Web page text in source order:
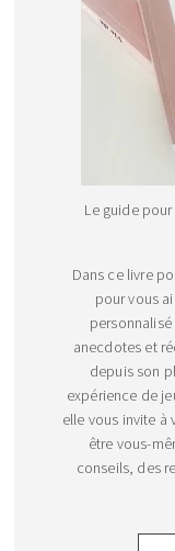
Le guide
Dans ce livre
pour vous
anecdotes et
depuis son
expérience de
elle vous invite à
être vous-
conseils, des